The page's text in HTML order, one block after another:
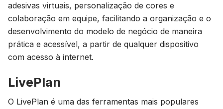
adesivas virtuais, personalização de cores e
colaboração em equipe, facilitando a organização e o
desenvolvimento do modelo de negócio de maneira
prática e acessível, a partir de qualquer dispositivo
com acesso à internet.
LivePlan
O LivePlan é uma das ferramentas mais populares